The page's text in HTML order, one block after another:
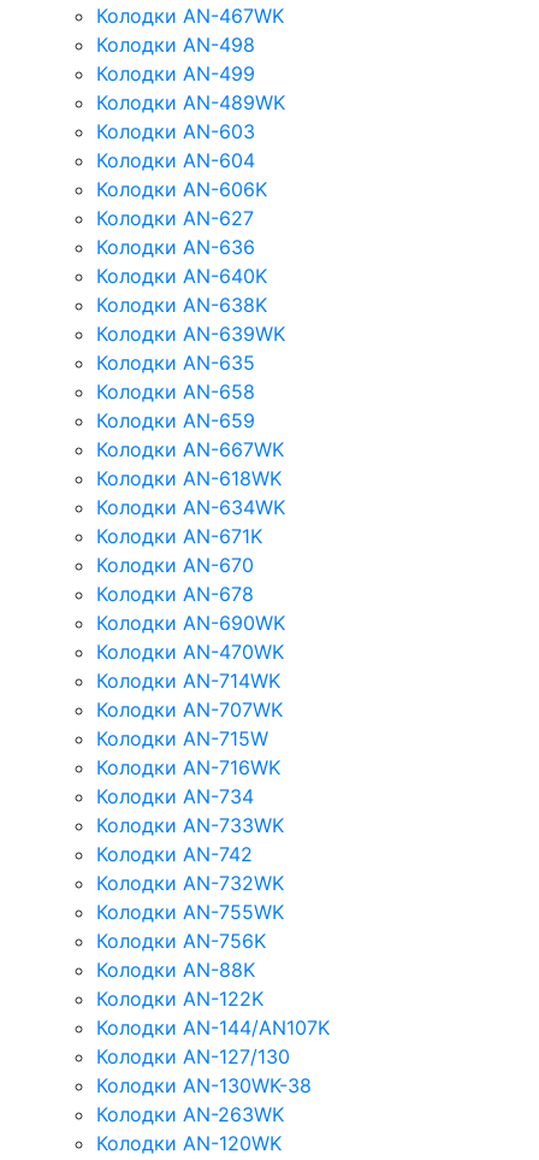
Колодки AN-467WK
Колодки AN-498
Колодки AN-499
Колодки AN-489WK
Колодки AN-603
Колодки AN-604
Колодки AN-606K
Колодки AN-627
Колодки AN-636
Колодки AN-640K
Колодки AN-638K
Колодки AN-639WK
Колодки AN-635
Колодки AN-658
Колодки AN-659
Колодки AN-667WK
Колодки AN-618WK
Колодки AN-634WK
Колодки AN-671K
Колодки AN-670
Колодки AN-678
Колодки AN-690WK
Колодки AN-470WK
Колодки AN-714WK
Колодки AN-707WK
Колодки AN-715W
Колодки AN-716WK
Колодки AN-734
Колодки AN-733WK
Колодки AN-742
Колодки AN-732WK
Колодки AN-755WK
Колодки AN-756K
Колодки AN-88K
Колодки AN-122K
Колодки AN-144/AN107K
Колодки AN-127/130
Колодки AN-130WK-38
Колодки AN-263WK
Колодки AN-120WK